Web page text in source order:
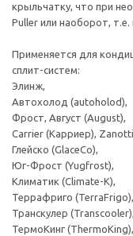
крыльчатку, что при
Puller или наоборот,
Применяется для
сплит-систем:
Элинж,
Автохолод (autoholod),
Фрост, Август (August),
Carrier (Карриер),
Глейско (GlaceCo),
Юг-Фрост (Yugfrost),
Климатик (Climate-K),
Террафриго (TerraFrigo),
Транскулер (Transcooler),
ТермоКинг (ThermoKing),